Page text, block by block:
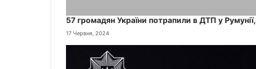
57 громадян України потрапили в ДТП у Румунії,
17 Червня, 2024